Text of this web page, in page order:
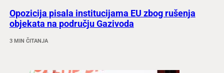
Opozicija pisala institucijama EU zbog rušenja
objekata na području Gazivoda
3 MIN ČITANJA